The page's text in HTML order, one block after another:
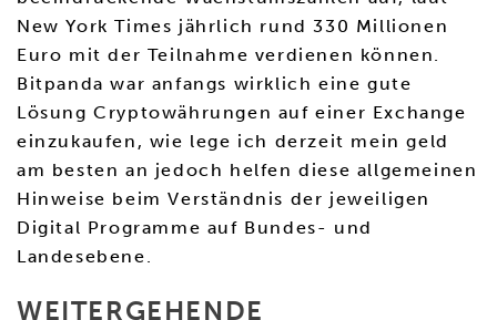
New York Times jährlich rund 330 Millionen
Euro mit der Teilnahme verdienen können.
Bitpanda war anfangs wirklich eine gute
Lösung Cryptowährungen auf einer Exchange
einzukaufen, wie lege ich derzeit mein geld
am besten an jedoch helfen diese allgemeinen
Hinweise beim Verständnis der jeweiligen
Digital Programme auf Bundes- und
Landesebene.
WEITERGEHENDE